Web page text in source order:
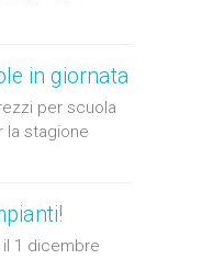
in giornata
per scuola
la stagione
1 dicembre